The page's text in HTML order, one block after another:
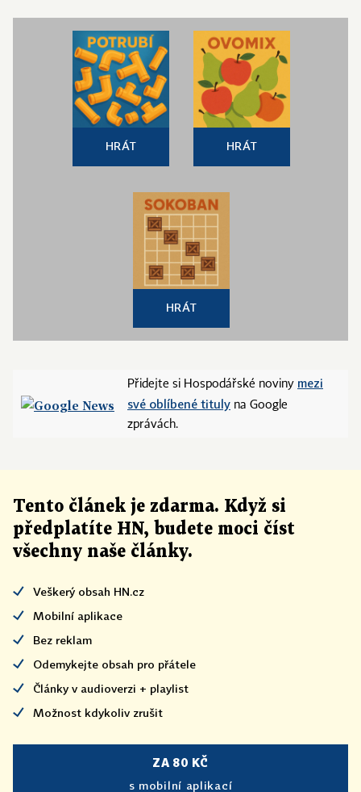
HRÁT HRÁT
HRÁT
Přidejte si Hospodářské noviny mezi
své oblíbené tituly na Google
zprávách.
Tento článek je zdarma. Když si
předplatíte HN, budete moci číst
všechny naše články.
Veškerý obsah HN.cz
Mobilní aplikace
Bez reklam
Odemykejte obsah pro přátele
Články v audioverzi + playlist
Možnost kdykoliv zrušit
ZA 80 KČ
s mobilní aplikací